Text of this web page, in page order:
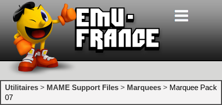
Utilitaires > MAME Support Files > Marquees > Marquee Pack
07